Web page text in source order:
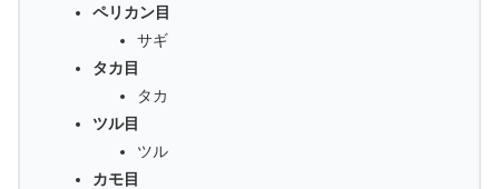
ペリカン目
サギ
タカ目
タカ
ツル目
ツル
カモ目